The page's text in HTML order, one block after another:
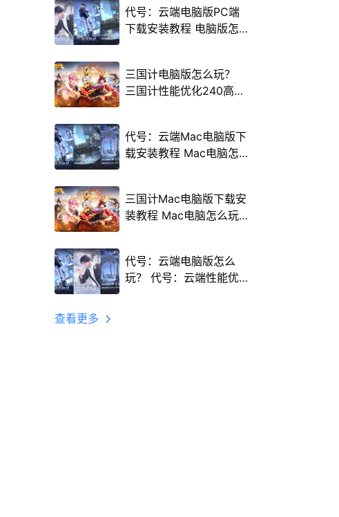
代号：云端电脑版PC端
下载安装教程 电脑版怎
三国计电脑版怎么玩？
三国计性能优化240高帧
代号：云端Mac电脑版下
载安装教程 Mac电脑怎
三国计Mac电脑版下载安
装教程 Mac电脑怎么玩
代号：云端电脑版怎么
玩？ 代号：云端性能优
查看更多